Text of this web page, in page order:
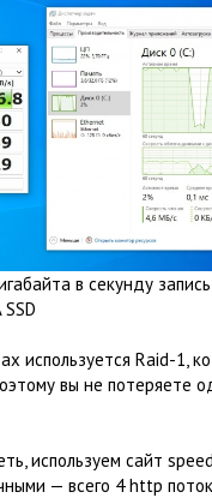
в секунду
используется Raid-1,
вы не потеряете
используем сайт
— всего 4 http